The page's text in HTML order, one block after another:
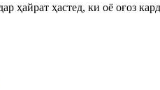
ҳайрат ҳастед, ки оё оғоз